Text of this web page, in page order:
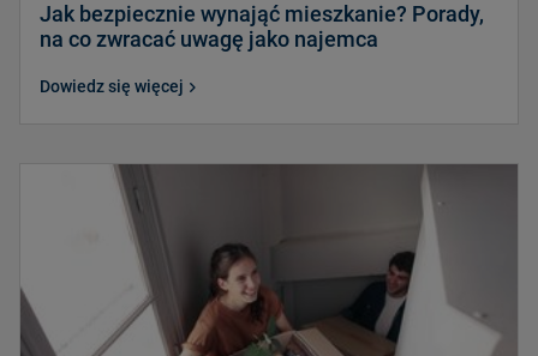
Jak bezpiecznie wynająć mieszkanie? Porady,
na co zwracać uwagę jako najemca
Dowiedz się więcej